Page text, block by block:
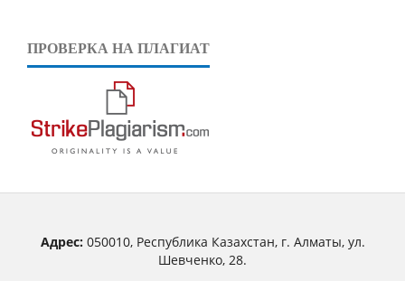
ПРОВЕРКА НА ПЛАГИАТ
Адрес:050010, Республика Казахстан, г. Алматы, ул.
Шевченко, 28.